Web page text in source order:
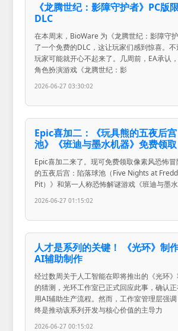
《龙腾世纪：影障守护者》PC版
DLC
在本周末，BioWare 为《龙腾世纪：影障守
了一个免费的DLC，这让玩家们感到惊喜。
玩家可能就开心不起来了。几周前，EA承认
角色扮演游戏《龙腾世纪：影
2026-06-27 03:30:02
Epic喜加二：《玩具熊的五夜后
池》《班迪与墨水机器》免费领取
Epic喜加二来了。现可免费领取像素风恐怖
的五夜后宫：陷落球池（Five Nights at
Pit）》和第一人称恐怖解谜游戏《班迪与墨
2026-06-27 01:15:02
人才是系列的关键！ 《光环》制
AI辅助制作
经过数周关于人工智能在即将推出的《光环
的猜测，光环工作室已正式回应此事，确认
用AI辅助生产流程。然而，工作室管理层强
终是推动该系列开发与核心价值的主导力
2026-06-27 00:15:02